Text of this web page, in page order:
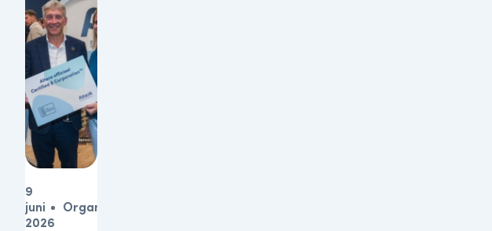
9
juni
2026
Organisatie